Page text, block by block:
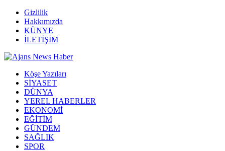
Gizlilik
Hakkımızda
KÜNYE
İLETİŞİM
Köşe Yazıları
SİYASET
DÜNYA
YEREL HABERLER
EKONOMİ
EĞİTİM
GÜNDEM
SAĞLIK
SPOR